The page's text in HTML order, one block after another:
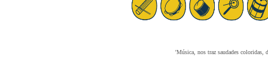
'Música, nos traz saudades coloridas,